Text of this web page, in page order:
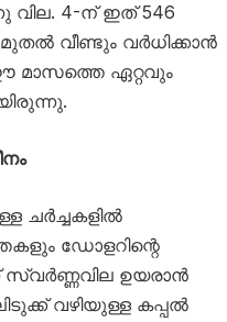
വില. 4-ന് ഇത് 546
മുതൽ വീണ്ടും വർധിക്കാൻ
മാസത്തെ ഏറ്റവും
ചർച്ചകളിൽ
ഡോളറിന്റെ
ഉയരാൻ
വഴിയുള്ള കപ്പൽ